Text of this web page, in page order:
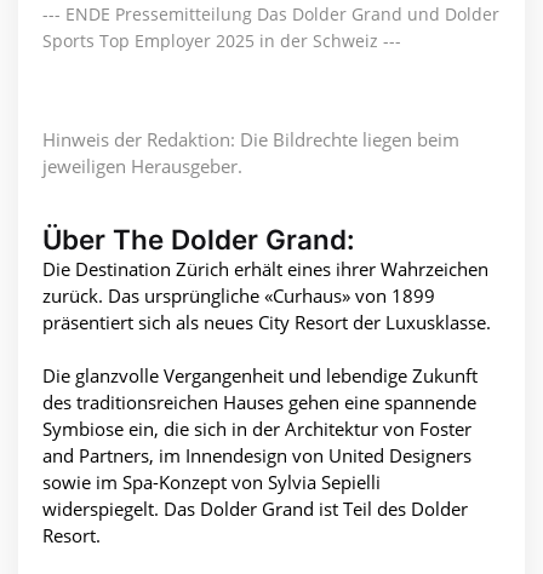
--- ENDE Pressemitteilung Das Dolder Grand und Dolder
Sports Top Employer 2025 in der Schweiz ---
Hinweis der Redaktion: Die Bildrechte liegen beim
jeweiligen Herausgeber.
Über The Dolder Grand:
Die Destination Zürich erhält eines ihrer Wahrzeichen
zurück. Das ursprüngliche «Curhaus» von 1899
präsentiert sich als neues City Resort der Luxusklasse.
Die glanzvolle Vergangenheit und lebendige Zukunft
des traditionsreichen Hauses gehen eine spannende
Symbiose ein, die sich in der Architektur von Foster
and Partners, im Innendesign von United Designers
sowie im Spa-Konzept von Sylvia Sepielli
widerspiegelt. Das Dolder Grand ist Teil des Dolder
Resort.